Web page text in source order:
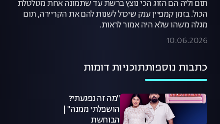
תום וליה הם הזוג הכי נוצץ ברשת עד שתמונה אחת מטלטלת
הכול. בזמן קמפיין ענק שיכול לשנות להם את הקריירה, תום
מגלה משהו שלא היה אמור לראות.
10.06.2026
כתבות נוספותתוכניות דומות
"מה זה נפגעתי?
הושפלתי ממנה" |
הבוחשת